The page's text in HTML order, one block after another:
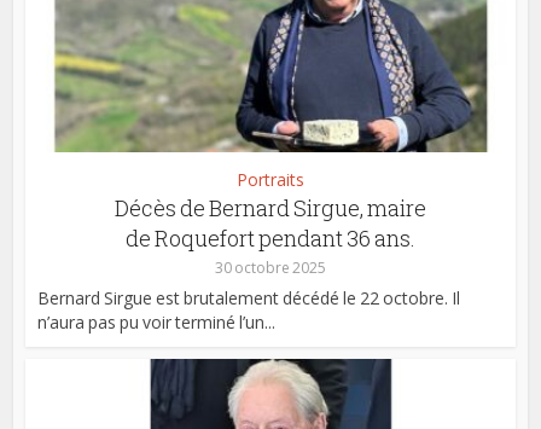
Portraits
Décès de Bernard Sirgue, maire
de Roquefort pendant 36 ans.
30 octobre 2025
Bernard Sirgue est brutalement décédé le 22 octobre. Il
n’aura pas pu voir terminé l’un...